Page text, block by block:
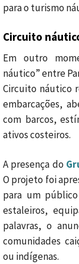
para o turismo
Circuito
Em outro
náutico” entre
Circuito náutico
embarcações,
com barcos,
ativos costeiros.
A presença do
O projeto foi
para um
estaleiros,
palavras, o
comunidades
ou indígenas.